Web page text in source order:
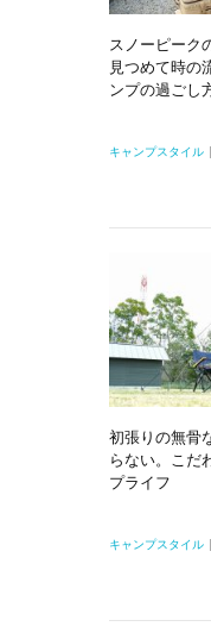
スノーピーク
見つめて時の
ンプの過ごし
キャンプスタイル
初張りの無骨
らない。こだ
プライフ
キャンプスタイル